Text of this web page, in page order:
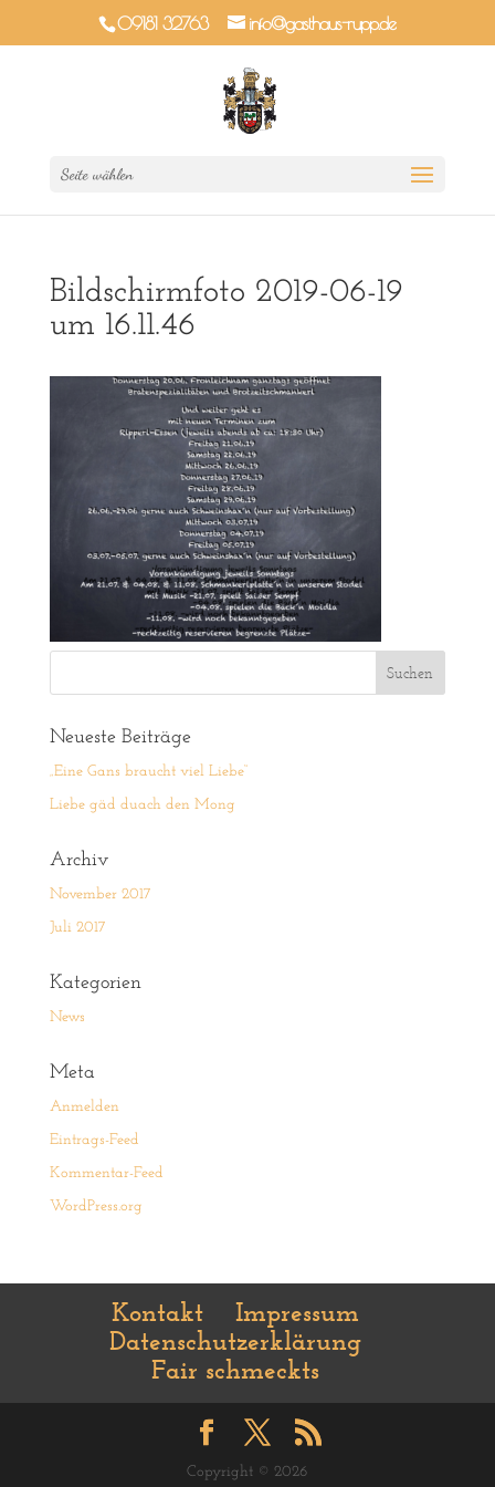
09181 32763 info@gasthaus-rupp.de
Seite wählen
Bildschirmfoto 2019-06-19
um 16.11.46
Neueste Beiträge
„Eine Gans braucht viel Liebe“
Liebe gäd duach den Mong
Archiv
November 2017
Juli 2017
Kategorien
News
Meta
Anmelden
Eintrags-Feed
Kommentar-Feed
WordPress.org
Kontakt
Impressum
Datenschutzerklärung
Fair schmeckts
Copyright © 2026